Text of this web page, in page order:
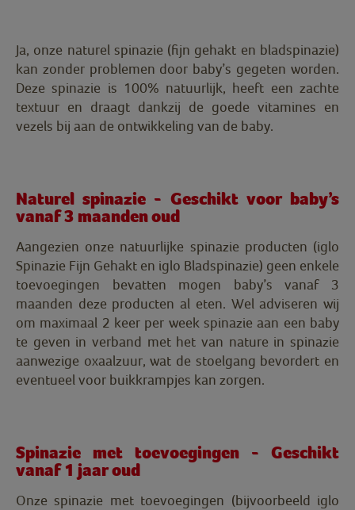
Ja, onze naturel spinazie (fijn gehakt en bladspinazie)
kan zonder problemen door baby’s gegeten worden.
Deze spinazie is 100% natuurlijk, heeft een zachte
textuur en draagt dankzij de goede vitamines en
vezels bij aan de ontwikkeling van de baby.
Naturel spinazie - Geschikt voor baby’s
vanaf 3 maanden oud
Aangezien onze natuurlijke spinazie producten (iglo
Spinazie Fijn Gehakt en iglo Bladspinazie) geen enkele
toevoegingen bevatten mogen baby’s vanaf 3
maanden deze producten al eten. Wel adviseren wij
om maximaal 2 keer per week spinazie aan een baby
te geven in verband met het van nature in spinazie
aanwezige oxaalzuur, wat de stoelgang bevordert en
eventueel voor buikkrampjes kan zorgen.
Spinazie met toevoegingen - Geschikt
vanaf 1 jaar oud
Onze spinazie met toevoegingen (bijvoorbeeld iglo